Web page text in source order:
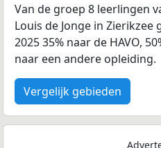
Van de groep 8 leerlingen
Louis de Jonge in
2025 35% naar de HAVO,
naar een andere opleiding.
Vergelijk gebieden